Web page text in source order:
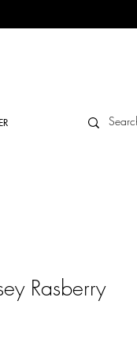
Rasberry